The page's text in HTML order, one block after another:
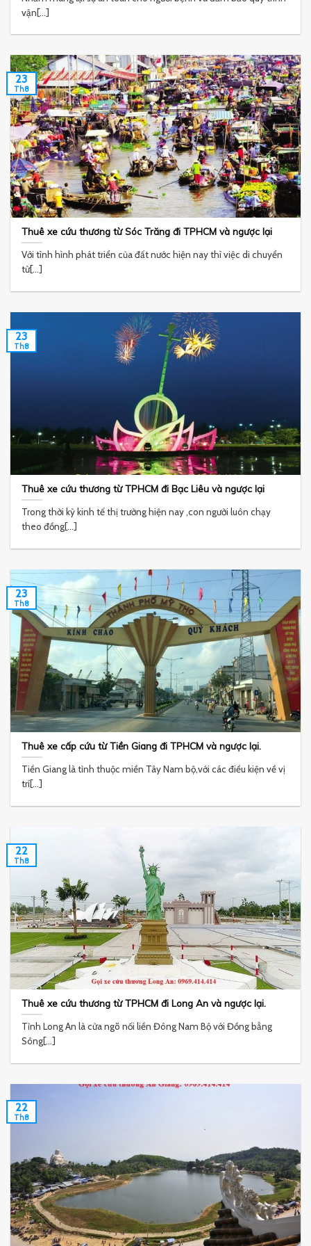
vận[...]
Thuê xe cứu thương từ Sóc Trăng đi TPHCM và ngược lại
Với tình hình phát triển của đất nước hiện nay thì việc di chuyển
từ[...]
23
Th8
Thuê xe cứu thương từ TPHCM đi Bạc Liêu và ngược lại
Trong thời kỳ kinh tế thị trường hiện nay ,con người luôn chạy
theo đồng[...]
23
Th8
Thuê xe cấp cứu từ Tiền Giang đi TPHCM và ngược lại.
Tiền Giang là tỉnh thuộc miền Tây Nam bộ,với các điều kiện về vị
trí[...]
23
Th8
Thuê xe cứu thương từ TPHCM đi Long An và ngược lại.
Tỉnh Long An là cửa ngõ nối liền Đông Nam Bộ với Đồng bằng
Sông[...]
22
Th8
22
Th8